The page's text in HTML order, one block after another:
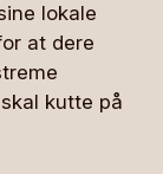
lokale
at dere
kutte på